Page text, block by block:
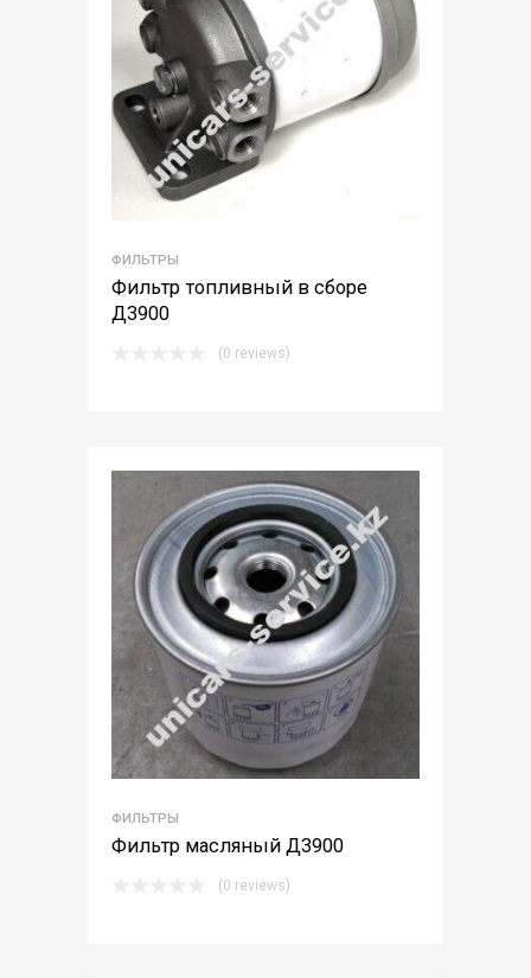
ФИЛЬТРЫ
Фильтр топливный в сборе
Д3900
(0 reviews)
ФИЛЬТРЫ
Фильтр масляный Д3900
(0 reviews)